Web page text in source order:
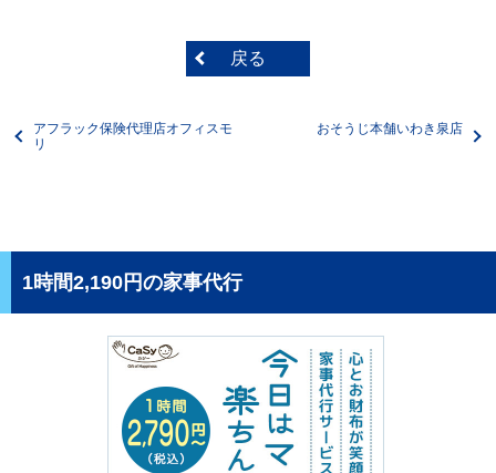
戻る
アフラック保険代理店オフィスモ
リ
おそうじ本舗いわき泉店
1時間2,190円の家事代行